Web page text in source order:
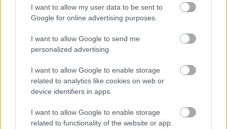
I want to allow my user data to be sent to
Google for online advertising purposes.
I want to allow Google to send me
personalized advertising.
I want to allow Google to enable storage
related to analytics like cookies on web or
device identifiers in apps.
I want to allow Google to enable storage
related to functionality of the website or app.
αντιδρά προκειμένου να τις καταδικάσει και να τις
απομονώσει.
Θλίψη για την Ελληνική Πολιτεία, η οποία
καταδέχεται να είναι θεατής όλης αυτής της
κατάστασης, αφήνοντας τους λειτουργούς της να
γίνονται βορά των δολοφονικών προθέσεων των
εγκληματικών στοιχείων που έχουν παρεισφρήσει
στον αθλητισμό. Πόσο μάλλον, όταν αυτό γίνεται,